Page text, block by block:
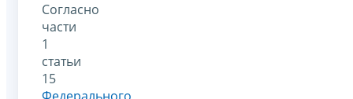
Согласно
части
1
статьи
15